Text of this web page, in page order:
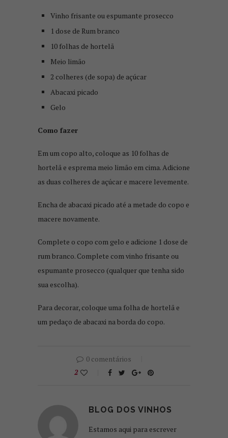
Vinho frisante ou espumante prosecco
1 dose de Rum branco
10 folhas de hortelã
Meio limão
2 colheres (de sopa) de açúcar
Abacaxi picado
Gelo
Como fazer
Em um copo alto, coloque as 10 folhas de
hortelã e esprema meio limão em cima. Adicione
as duas colheres de açúcar e macere levemente.
Encha de abacaxi picado até a metade do copo e
macere novamente.
Complete o copo com gelo e adicione 1 dose de
rum branco. Complete com vinho frisante ou
espumante prosecco (qualquer que tenha sido
sua escolha).
Para decorar, coloque uma folha de hortelã e
um pedaço de abacaxi na borda do copo.
0 comentários
2
BLOG DOS VINHOS
Estamos aqui para escrever